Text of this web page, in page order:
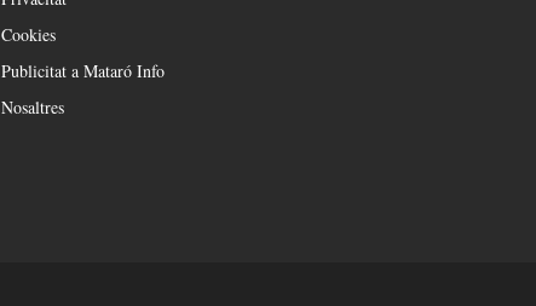
Cookies
Publicitat a Mataró Info
Nosaltres